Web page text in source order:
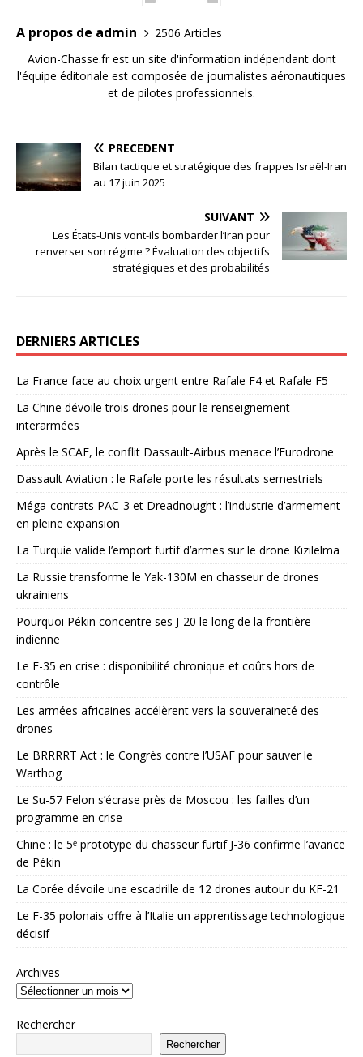
A propos de admin
2506 Articles
Avion-Chasse.fr est un site d'information indépendant dont
l'équipe éditoriale est composée de journalistes aéronautiques
et de pilotes professionnels.
PRÉCÉDENT
Bilan tactique et stratégique des frappes Israël-Iran
au 17 juin 2025
SUIVANT
Les États-Unis vont-ils bombarder l’Iran pour
renverser son régime ? Évaluation des objectifs
stratégiques et des probabilités
DERNIERS ARTICLES
La France face au choix urgent entre Rafale F4 et Rafale F5
La Chine dévoile trois drones pour le renseignement
interarmées
Après le SCAF, le conflit Dassault-Airbus menace l’Eurodrone
Dassault Aviation : le Rafale porte les résultats semestriels
Méga-contrats PAC-3 et Dreadnought : l’industrie d’armement
en pleine expansion
La Turquie valide l’emport furtif d’armes sur le drone Kızılelma
La Russie transforme le Yak-130M en chasseur de drones
ukrainiens
Pourquoi Pékin concentre ses J-20 le long de la frontière
indienne
Le F-35 en crise : disponibilité chronique et coûts hors de
contrôle
Les armées africaines accélèrent vers la souveraineté des
drones
Le BRRRRT Act : le Congrès contre l’USAF pour sauver le
Warthog
Le Su-57 Felon s’écrase près de Moscou : les failles d’un
programme en crise
Chine : le 5ᵉ prototype du chasseur furtif J-36 confirme l’avance
de Pékin
La Corée dévoile une escadrille de 12 drones autour du KF-21
Le F-35 polonais offre à l’Italie un apprentissage technologique
décisif
Archives
Rechercher
Rechercher